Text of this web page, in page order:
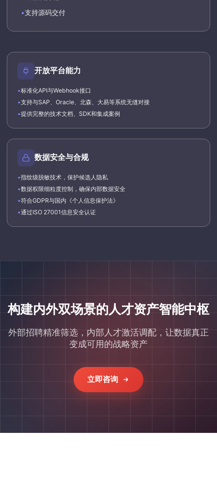
•支持源码交付
开放平台能力
•标准化API与Webhook接口
•支持与SAP、Oracle、北森、大易等系统无缝对接
•提供完整的技术文档、SDK和集成案例
数据安全与合规
•指纹级脱敏技术，保护候选人隐私
•数据权限细粒度控制，确保内部数据安全
•符合GDPR与国内《个人信息保护法》
•通过ISO 27001信息安全认证
构建内外双场景的人才资产智能中枢
外部招聘精准筛选，内部人才激活调配，让数据真正
变成可用的战略资产
立即咨询